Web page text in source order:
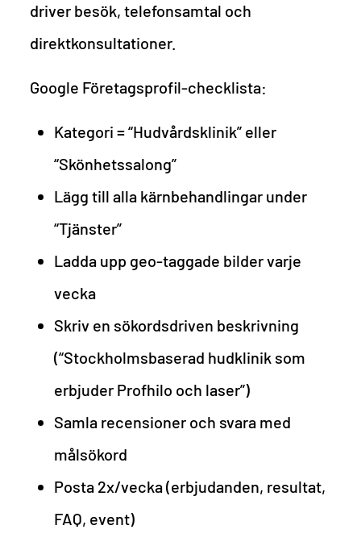
driver besök, telefonsamtal och
direktkonsultationer.
Google Företagsprofil-checklista:
Kategori = “Hudvårdsklinik” eller
“Skönhetssalong”
Lägg till alla kärnbehandlingar under
“Tjänster”
Ladda upp geo-taggade bilder varje
vecka
Skriv en sökordsdriven beskrivning
(“Stockholmsbaserad hudklinik som
erbjuder Profhilo och laser”)
Samla recensioner och svara med
målsökord
Posta 2x/vecka (erbjudanden, resultat,
FAQ, event)